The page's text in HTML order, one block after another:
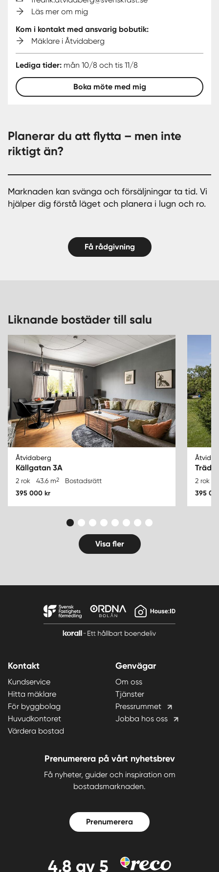
Läs mer om mig
Kom i kontakt med ansvarig bobutik:
Mäklare i Åtvidaberg
Lediga tider: mån 10/8 och tis 11/8
Boka möte med mig
Planerar du att flytta – men inte
riktigt än?
Marknaden kan svänga och försäljningar ta tid. Vi
hjälper dig förstå läget och planera i lugn och ro.
Få rådgivning
Liknande bostäder till salu
Åtvidaberg
Källgatan 3A
2 rok 43.6 m2 Bostadsrätt
395 000 kr
2 rok
395
Visa fler
Kontakt
Kundservice
Hitta mäklare
För byggbolag
Huvudkontoret
Värdera bostad
Genvägar
Om oss
Tjänster
Pressrummet
Jobba hos oss
Prenumerera på vårt nyhetsbrev
Få nyheter, guider och inspiration om
bostadsmarknaden.
Prenumerera
4,8 av 5